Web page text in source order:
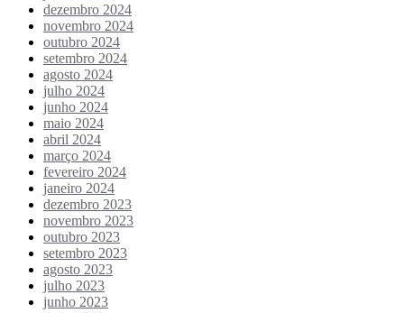
dezembro 2024
novembro 2024
outubro 2024
setembro 2024
agosto 2024
julho 2024
junho 2024
maio 2024
abril 2024
março 2024
fevereiro 2024
janeiro 2024
dezembro 2023
novembro 2023
outubro 2023
setembro 2023
agosto 2023
julho 2023
junho 2023